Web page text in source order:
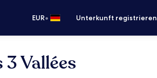
EUR• Unterkunft registrieren
Vallées